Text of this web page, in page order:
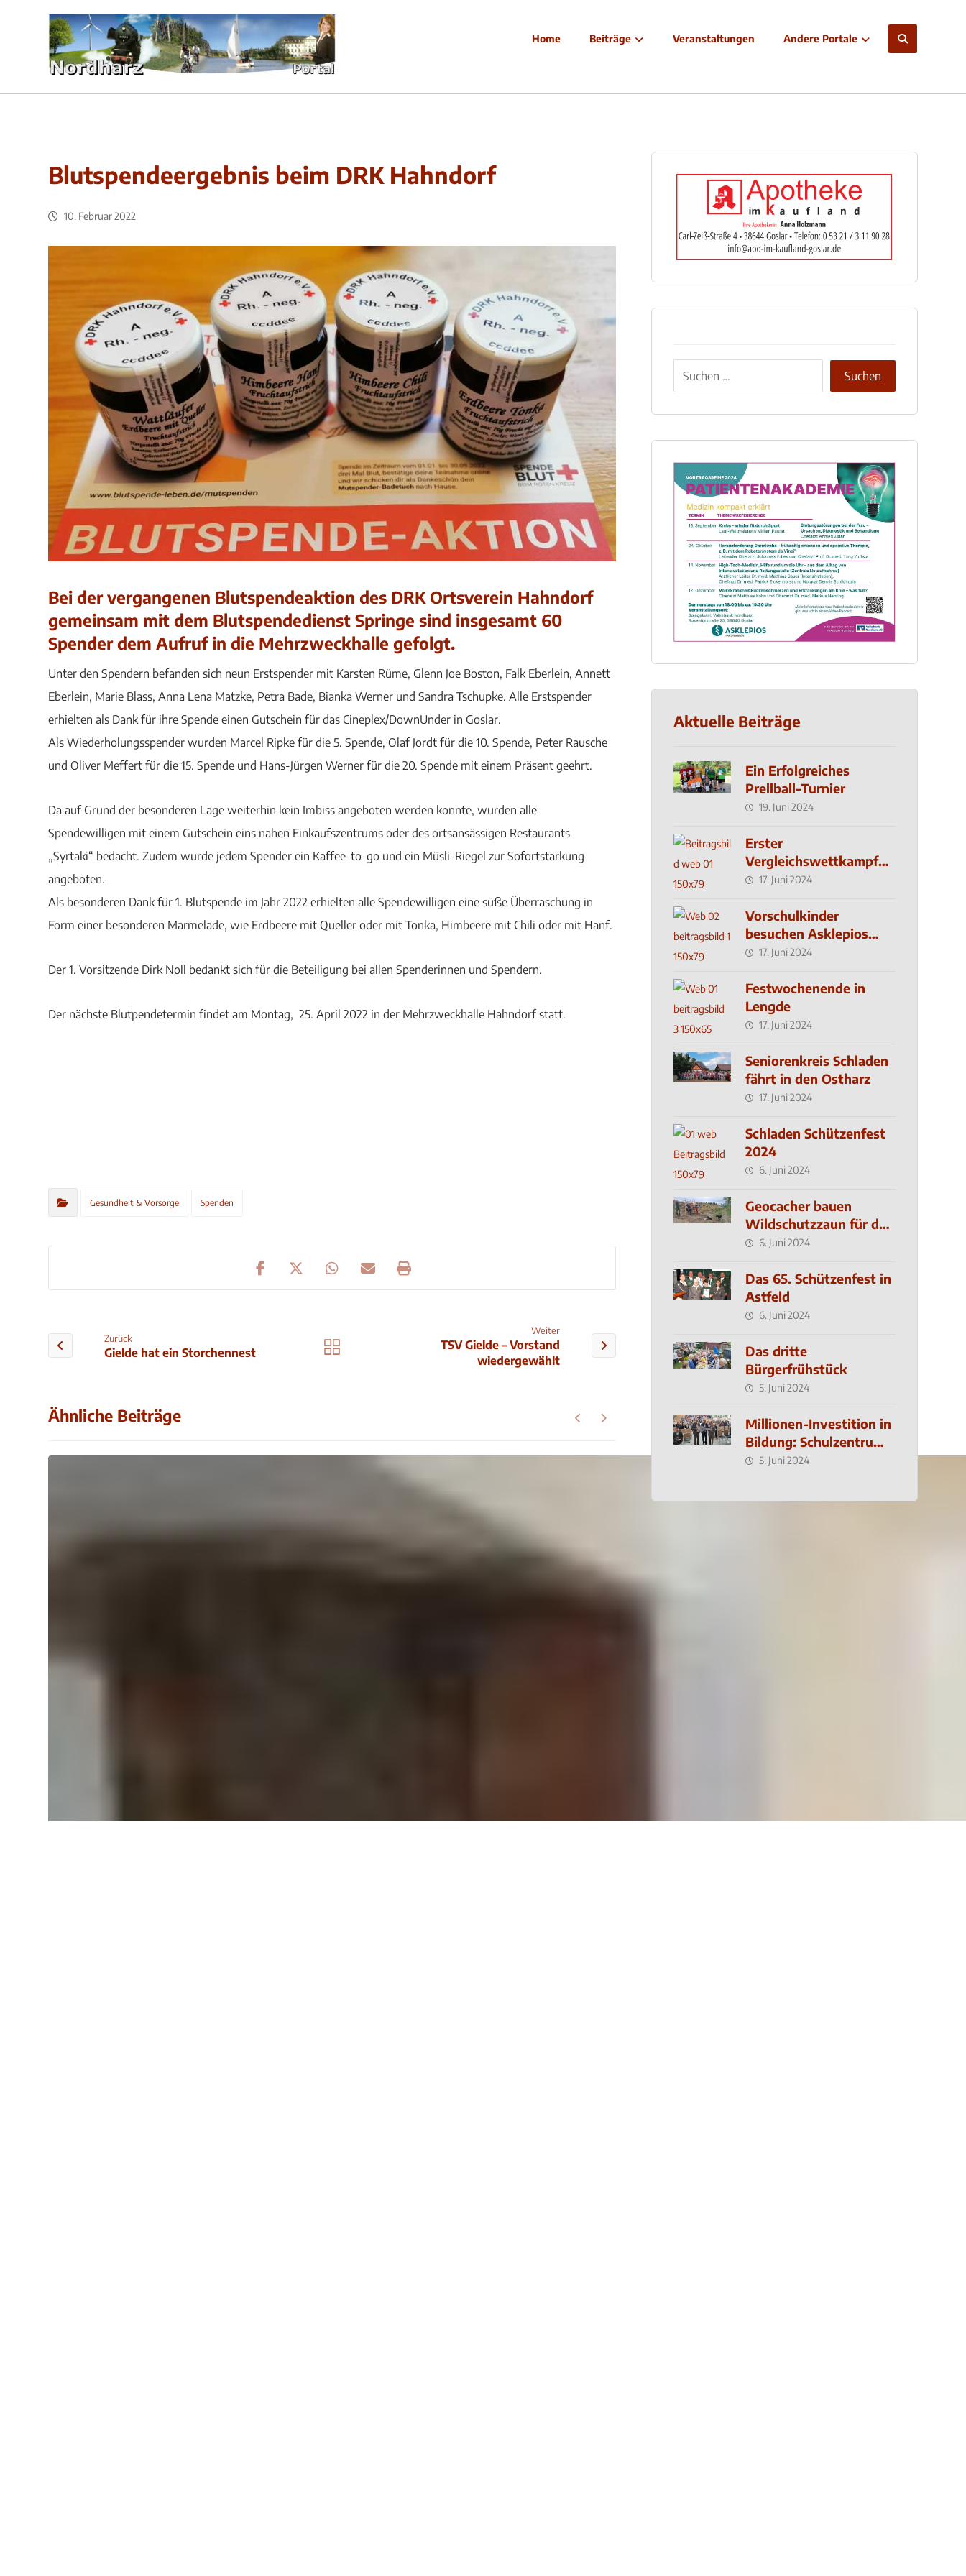
Home Beiträge Veranstaltungen Andere Portale
Blutspendeergebnis beim DRK Hahndorf
10. Februar 2022
Bei der vergangenen Blutspendeaktion des DRK Ortsverein Hahndorf
gemeinsam mit dem Blutspendedienst Springe sind insgesamt 60
Spender dem Aufruf in die Mehrzweckhalle gefolgt.
Unter den Spendern befanden sich neun Erstspender mit Karsten Rüme, Glenn Joe Boston, Falk Eberlein, Annett
Eberlein, Marie Blass, Anna Lena Matzke, Petra Bade, Bianka Werner und Sandra Tschupke. Alle Erstspender
erhielten als Dank für ihre Spende einen Gutschein für das Cineplex/DownUnder in Goslar.
Als Wiederholungsspender wurden Marcel Ripke für die 5. Spende, Olaf Jordt für die 10. Spende, Peter Rausche
und Oliver Meffert für die 15. Spende und Hans-Jürgen Werner für die 20. Spende mit einem Präsent geehrt.
Da auf Grund der besonderen Lage weiterhin kein Imbiss angeboten werden konnte, wurden alle
Spendewilligen mit einem Gutschein eins nahen Einkaufszentrums oder des ortsansässigen Restaurants
„Syrtaki“ bedacht. Zudem wurde jedem Spender ein Kaffee-to-go und ein Müsli-Riegel zur Sofortstärkung
angeboten.
Als besonderen Dank für 1. Blutspende im Jahr 2022 erhielten alle Spendewilligen eine süße Überraschung in
Form einer besonderen Marmelade, wie Erdbeere mit Queller oder mit Tonka, Himbeere mit Chili oder mit Hanf.
Der 1. Vorsitzende Dirk Noll bedankt sich für die Beteiligung bei allen Spenderinnen und Spendern.
Der nächste Blutpendetermin findet am Montag, 25. April 2022 in der Mehrzweckhalle Hahndorf statt.
Gesundheit & Vorsorge Spenden
Zurück
Gielde hat ein Storchennest
Weiter
TSV Gielde – Vorstand
wiedergewählt
Ähnliche Beiträge
Aktuelle Beiträge
Ein Erfolgreiches
Prellball-Turnier
19. Juni 2024
Erster
Vergleichswettkampf
seit 2019
17. Juni 2024
Vorschulkinder
besuchen Asklepios
Klinik
17. Juni 2024
Festwochenende in
Lengde
17. Juni 2024
Seniorenkreis Schladen
fährt in den Ostharz
17. Juni 2024
Schladen Schützenfest
2024
6. Juni 2024
Geocacher bauen
Wildschutzzaun für den
MachMit! Wald
6. Juni 2024
Das 65. Schützenfest in
Astfeld
6. Juni 2024
Das dritte
Bürgerfrühstück
5. Juni 2024
Millionen-Investition in
Bildung: Schulzentrum-
Neubau
5. Juni 2024